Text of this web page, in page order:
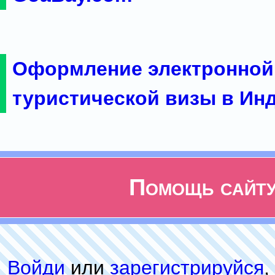
Оформление электронной
туристической визы в
Помощь
Войдиилизарeгиcтpируйся,